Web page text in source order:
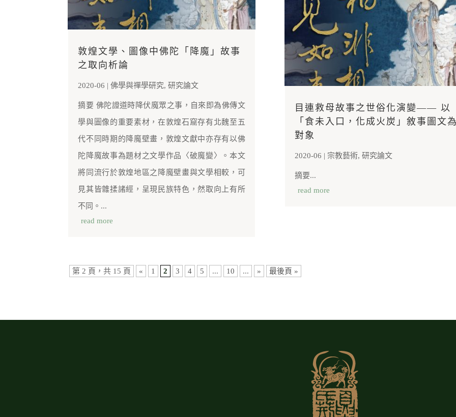
敦煌文學、圖像中佛陀「降魔」故事
之取向析論
2020-06 |佛學與禪學研究,研究論文
摘要 佛陀證道時降伏魔眾之事，自來即為佛傳文
學與圖像的重要素材，在敦煌石窟存有北魏至五
代不同時期的降魔壁畫，敦煌文獻中亦存有以佛
陀降魔故事為題材之文學作品〈破魔變〉。本文
將同流行於敦煌地區之降魔壁畫與文學相較，可
見其皆雜揉諸經，呈現民族特色，然取向上有所
不同。...
read more
目連救母故事之世俗化演變—— 以
「食未入口，化成火炭」敘事圖文
對象
2020-06 | 宗教藝術, 研究論文
摘要...
read more
第 2 頁，共 15 頁 « 1 2 3 4 5 ... 10 ... » 最後頁 »